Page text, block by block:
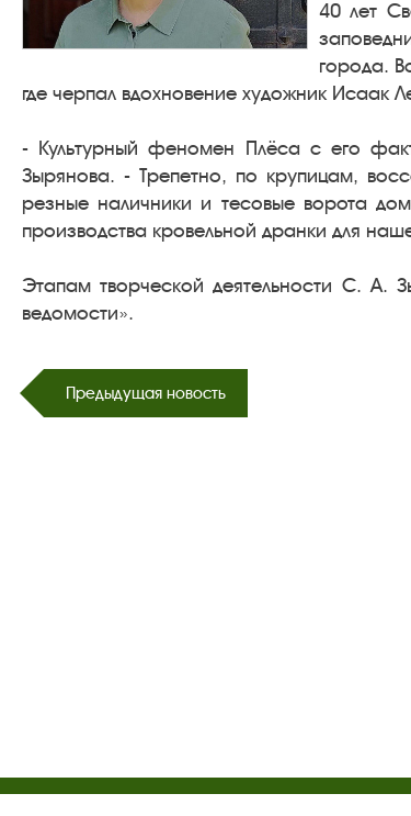
40 лет
города.
где черпал вдохновение художник Исаак
- Культурный феномен Плёса с его
Зырянова. - Трепетно, по крупицам,
резные наличники и тесовые ворота
производства кровельной дранки для
Этапам творческой деятельности С. А.
ведомости».
Предыдущая новость